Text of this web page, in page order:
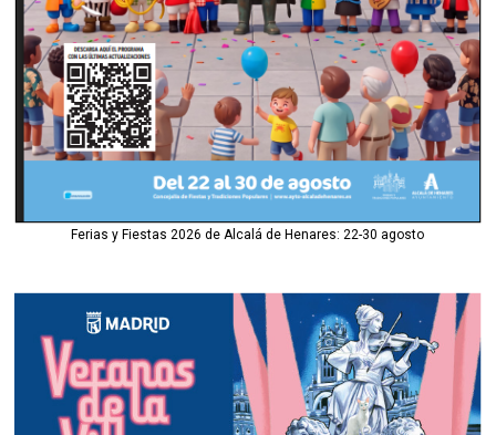
Ferias y Fiestas 2026 de Alcalá de Henares: 22-30 agosto